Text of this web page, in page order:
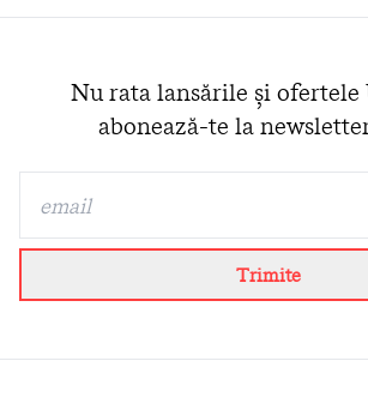
Nu rata lansările și ofertele
abonează-te la
Trimite